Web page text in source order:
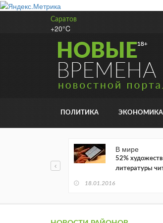
Саратов
+20°C
ПОЛИТИКА ЭКОНОМИКА
В мире
52%
литературы
18.01.2016